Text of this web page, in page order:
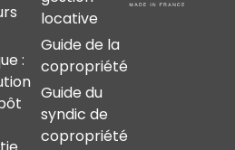
:
locative
Guide de la
copropriété
Guide du
syndic de
copropriété